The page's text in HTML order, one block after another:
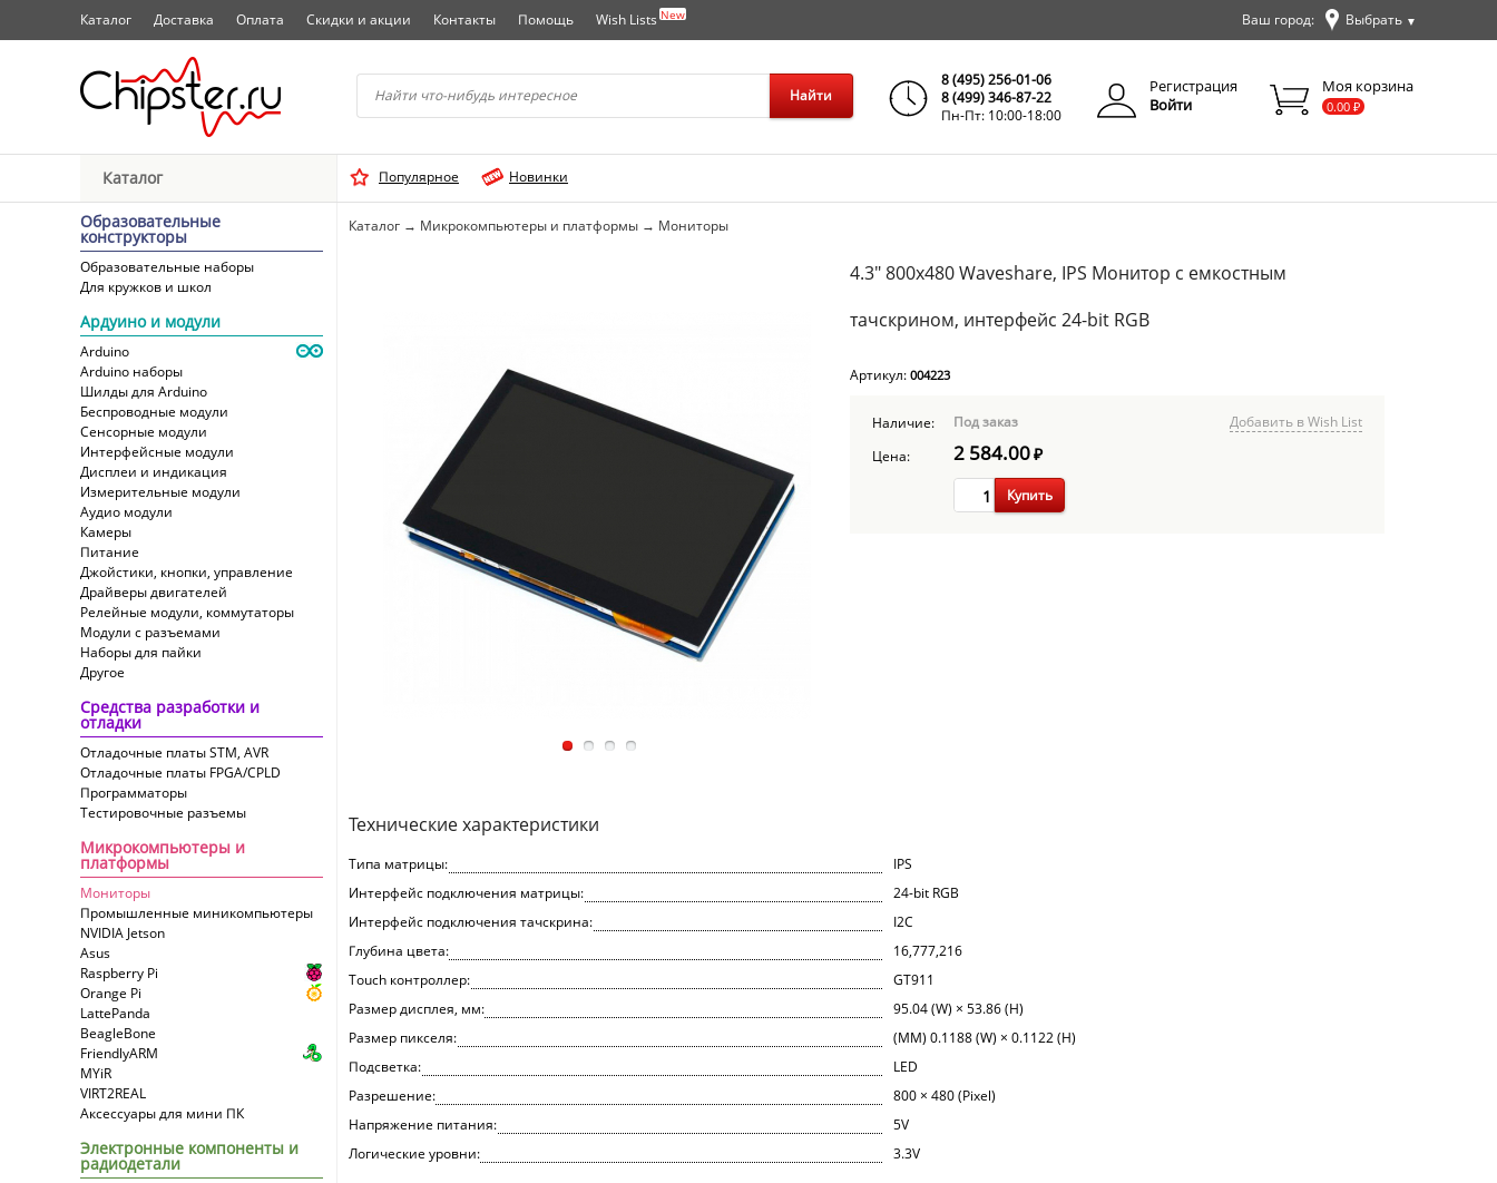
Начните водить название города..
Каталог Доставка Оплата Скидки и акции Контакты Помощь Wish Lists New Ваш город: Выбрать ▼
Найти
8 (495) 256-01-06
8 (499) 346-87-22
Пн-Пт: 10:00-18:00
Регистрация
Войти
Моя корзина
0.00 ₽
Каталог Популярное Новинки
Образовательные
конструкторы
Образовательные наборы
Для кружков и школ
Ардуино и модули
Arduino
Arduino наборы
Шилды для Arduino
Беспроводные модули
Сенсорные модули
Интерфейсные модули
Дисплеи и индикация
Измерительные модули
Аудио модули
Камеры
Питание
Джойстики, кнопки, управление
Драйверы двигателей
Релейные модули, коммутаторы
Модули с разъемами
Наборы для пайки
Другое
Средства разработки и
отладки
Отладочные платы STM, AVR
Отладочные платы FPGA/CPLD
Программаторы
Тестировочные разъемы
Микрокомпьютеры и
платформы
Мониторы
Промышленные миникомпьютеры
NVIDIA Jetson
Asus
Raspberry Pi
Orange Pi
LattePanda
BeagleBone
FriendlyARM
MYiR
VIRT2REAL
Аксессуары для мини ПК
Электронные компоненты и
радиодетали
Каталог → Микрокомпьютеры и платформы → Мониторы
4.3" 800x480 Waveshare, IPS Монитор с емкостным
тачскрином, интерфейс 24-bit RGB
Артикул: 004223
Наличие: Под заказ
Добавить в Wish List
Цена:
2 584.00₽
Купить
Технические характеристики
Типа матрицы:
IPS
Интерфейс подключения матрицы:
24-bit RGB
Интерфейс подключения тачскрина:
I2C
Глубина цвета:
16,777,216
Touch контроллер:
GT911
Размер дисплея, мм:
95.04 (W) × 53.86 (H)
Размер пикселя:
(MM) 0.1188 (W) × 0.1122 (H)
Подсветка:
LED
Разрешение:
800 × 480 (Pixel)
Напряжение питания:
5V
Логические уровни:
3.3V